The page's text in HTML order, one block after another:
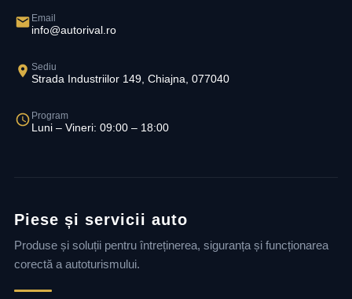
Email
info@autorival.ro
Sediu
Strada Industriilor 149, Chiajna, 077040
Program
Luni – Vineri: 09:00 – 18:00
Piese și servicii auto
Produse și soluții pentru întreținerea, siguranța și funcționarea
corectă a autoturismului.